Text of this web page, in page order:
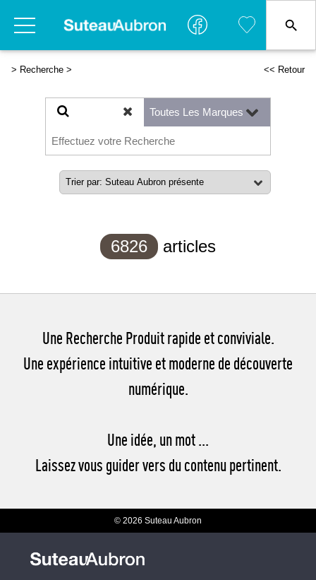
> Recherche > << Retour
6826 articles
Une Recherche Produit rapide et conviviale.
Une expérience intuitive et moderne de découverte
numérique.
Une idée, un mot ...
Laissez vous guider vers du contenu pertinent.
© 2026 Suteau Aubron